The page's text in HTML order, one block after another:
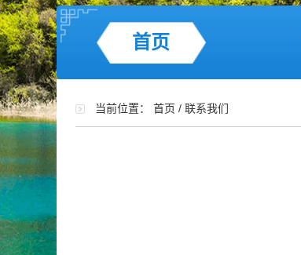
首页
当前位置： 首页 / 联系我们